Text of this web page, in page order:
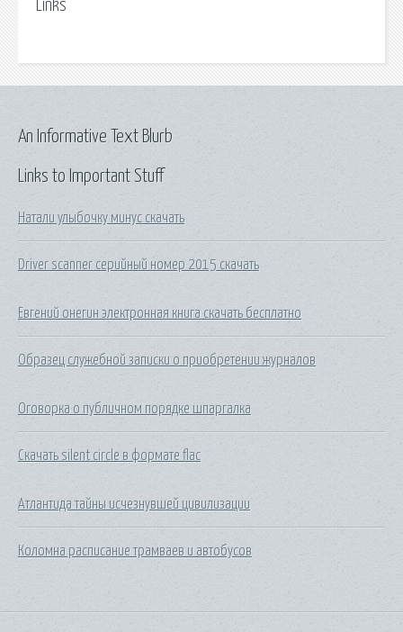
Links
Links to Important Stuff
Натали улыбочку минус скачать
Driver scanner серийный номер 2015 скачать
Евгений онегин электронная книга скачать бесплатно
Образец служебной записки о приобретении журналов
Оговорка о публичном порядке шпаргалка
Скачать silent circle в формате flac
Атлантида тайны исчезнувшей цивилизации
Коломна расписание трамваев и автобусов
An Informative Text Blurb